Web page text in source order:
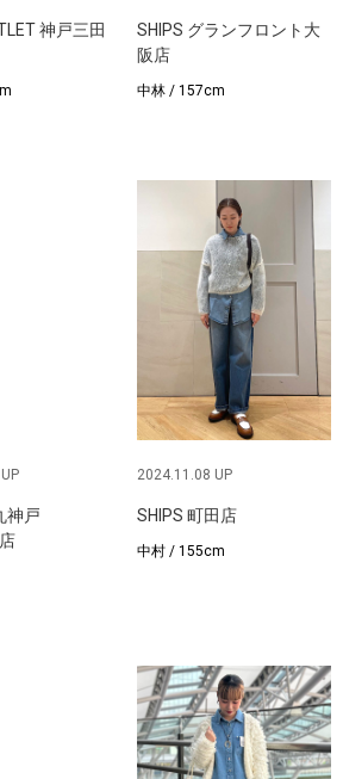
神戸三田
SHIPS グランフロント大
阪店
中林 / 157cm
神戸
2024.11.08 UP
SHIPS 町田店
中村 / 155cm